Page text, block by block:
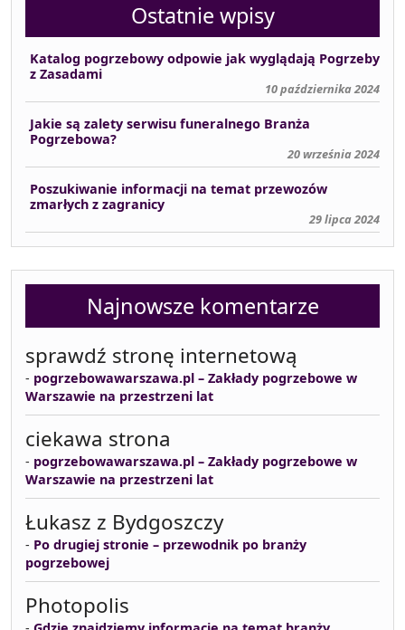
Ostatnie wpisy
Katalog pogrzebowy odpowie jak wyglądają Pogrzeby
z Zasadami
10 października 2024
Jakie są zalety serwisu funeralnego Branża
Pogrzebowa?
20 września 2024
Poszukiwanie informacji na temat przewozów
zmarłych z zagranicy
29 lipca 2024
Najnowsze komentarze
sprawdź stronę internetową
- pogrzebowawarszawa.pl – Zakłady pogrzebowe w
Warszawie na przestrzeni lat
ciekawa strona
- pogrzebowawarszawa.pl – Zakłady pogrzebowe w
Warszawie na przestrzeni lat
Łukasz z Bydgoszczy
- Po drugiej stronie – przewodnik po branży
pogrzebowej
Photopolis